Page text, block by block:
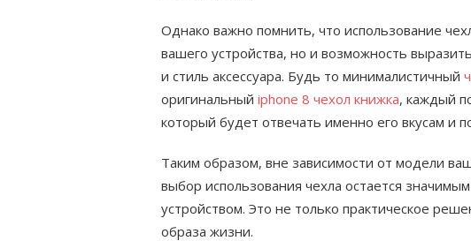
Однако важно помнить, что использование
вашего устройства, но и возможность
и стиль аксессуара. Будь то минималистичный
оригинальный iphone 8 чехол книжка, каждый
который будет отвечать именно его вкусам и
Таким образом, вне зависимости от модели
выбор использования чехла остается
устройством. Это не только практическое
образа жизни.